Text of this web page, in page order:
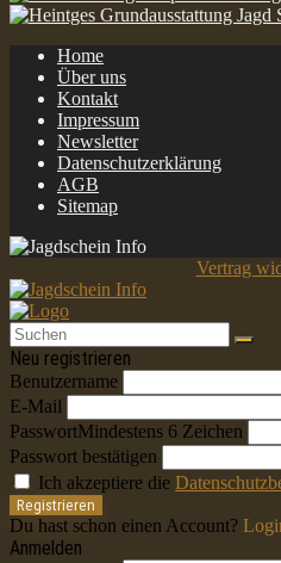
Home
Über uns
Kontakt
Impressum
Newsletter
Datenschutzerklärung
AGB
Sitemap
Vertrag
Neu registrieren
Benutzername
E-Mail
PasswortMindestens 6 Zeichen
Passwort bestätigen
Ich akzeptiere die
Registrieren
Du hast schon einen Account?
Anmelden